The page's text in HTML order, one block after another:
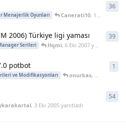
Menajerlik Oyunları Canerati10, 17 May 2008
36
2006) Türkiye ligi yaması
Serileri Hqmi, 6 Eki 2007yanıtladı
39
potbot
ve Modifikasyonları onurkas, 24 Oca 2007
1
,3 Eki 2005 yanıtladı
54